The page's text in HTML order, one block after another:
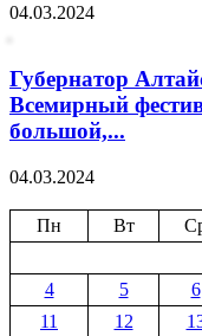
04.03.2024
Губернатор
Всемирный
большой,...
04.03.2024
Пн
Вт
4
5 6
11
12